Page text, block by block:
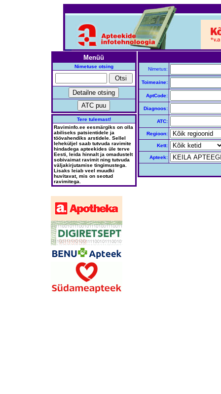
Menüü
Nimetuse otsing
Tere tulemast!
Raviminfo.ee eesmärgiks on olla
abiliseks patsientidele ja
töövahendiks arstidele. Sellel
leheküljel saab tutvuda ravimite
hindadega apteekides üle terve
Eesti, leida hinnalt ja omadustelt
sobivaimat ravimit ning tutvuda
väljakirjutamise tingimustega.
Lisaks leiab veel muudki
huvitavat, mis on seotud
ravimitega.
Nimetus:
Toimeaine:
AptCode:
Diagnoos:
ATC:
Regioon:
Kett:
Apteek: